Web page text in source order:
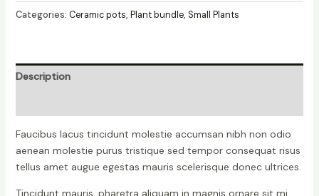
Categories: Ceramic pots, Plant bundle, Small Plants
Description
Faucibus lacus tincidunt molestie accumsan nibh non odio
aenean molestie purus tristique sed tempor consequat risus
tellus amet augue egestas mauris scelerisque donec ultrices.
Tincidunt mauris, pharetra aliquam in magnis ornare sit mi